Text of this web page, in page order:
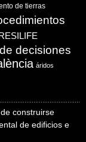
de tierras
decisiones
áridos
construirse
de edificios e